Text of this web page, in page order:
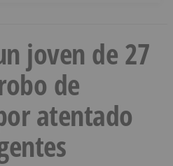
joven de 27
de
atentado